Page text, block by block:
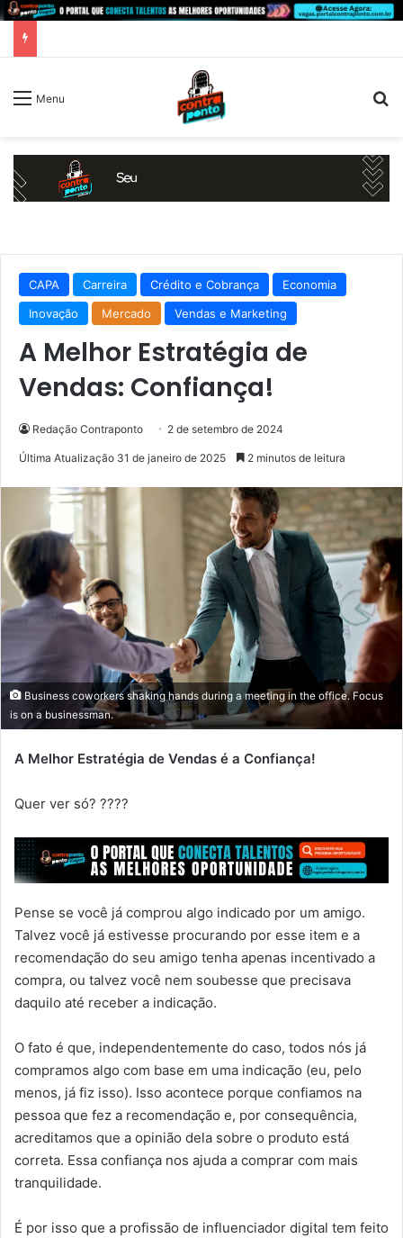
Menu
CAPA Carreira Crédito e Cobrança
Economia
Inovação
Mercado Vendas e Marketing
A Melhor Estratégia de
Vendas: Confiança!
Redação Contraponto 2 de setembro de 2024
Última Atualização 31 de janeiro de 2025 2 minutos de leitura
Business coworkers shaking hands during a meeting in the office. Focus
is on a businessman.
A Melhor Estratégia de Vendas é a Confiança!
Quer ver só? ????
Pense se você já comprou algo indicado por um amigo.
Talvez você já estivesse procurando por esse item e a
recomendação do seu amigo tenha apenas incentivado a
compra, ou talvez você nem soubesse que precisava
daquilo até receber a indicação.
O fato é que, independentemente do caso, todos nós já
compramos algo com base em uma indicação (eu, pelo
menos, já fiz isso). Isso acontece porque confiamos na
pessoa que fez a recomendação e, por consequência,
acreditamos que a opinião dela sobre o produto está
correta. Essa confiança nos ajuda a comprar com mais
tranquilidade.
É por isso que a profissão de influenciador digital tem feito